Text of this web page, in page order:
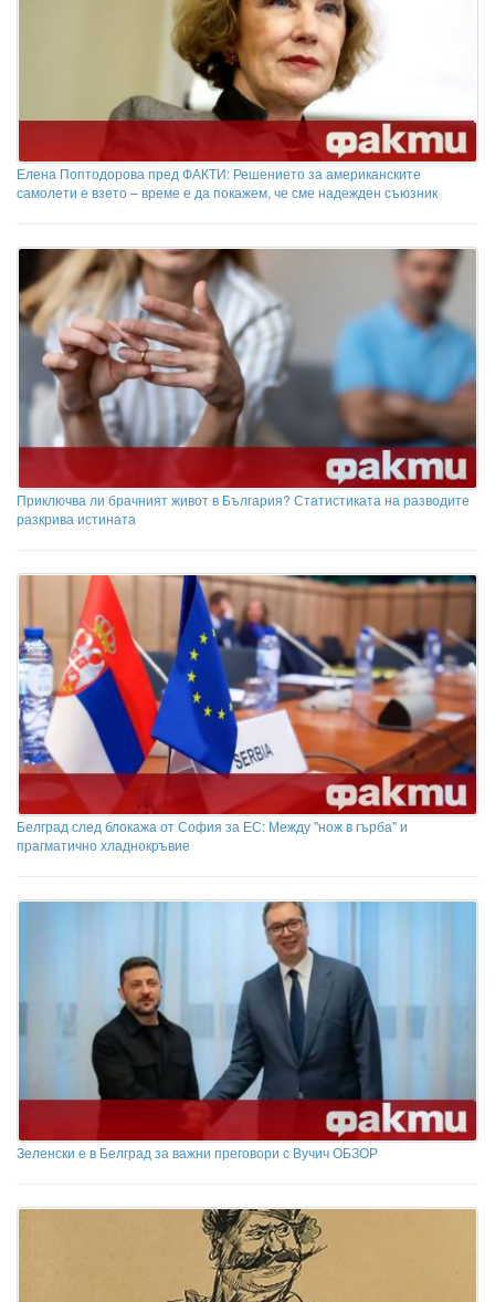
Елена Поптодорова пред ФАКТИ: Решението за американските
самолети е взето – време е да покажем, че сме надежден съюзник
Приключва ли брачният живот в България? Статистиката на разводите
разкрива истината
Белград след блокажа от София за ЕС: Между "нож в гърба" и
прагматично хладнокръвие
Зеленски е в Белград за важни преговори с Вучич ОБЗОР